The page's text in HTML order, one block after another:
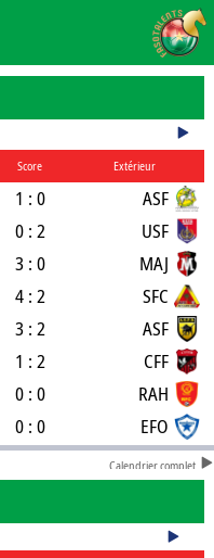
Score
Extérieur
1 : 0 ASF
0 : 2 USF
3 : 0 MAJ
4 : 2 SFC
3 : 2 ASF
1 : 2 CFF
0 : 0 RAH
0 : 0 EFO
Calendrier complet